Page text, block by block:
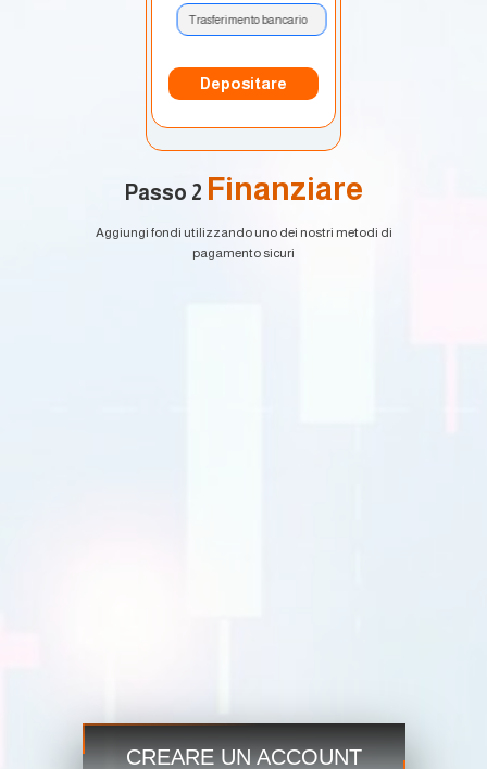
Trasferimento bancario
Depositare
Passo 2 Finanziare
Aggiungi fondi utilizzando uno dei nostri metodi di
pagamento sicuri
CREARE UN ACCOUNT